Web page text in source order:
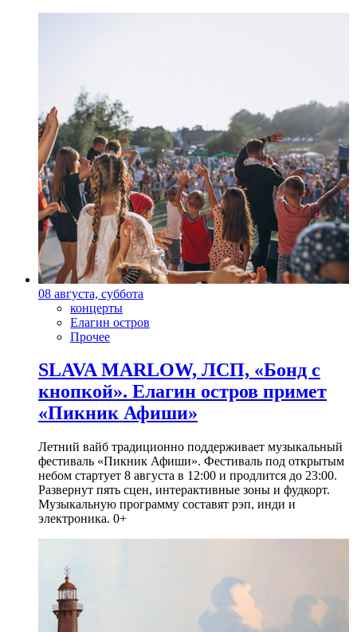
08 августа, суббота
концерты
Елагин остров
Прочее
SLAVA MARLOW, ЛСП, «Бонд с
кнопкой». Елагин остров примет
«Пикник Афиши»
Летний вайб традиционно поддерживает музыкальный
фестиваль «Пикник Афиши». Фестиваль под открытым
небом стартует 8 августа в 12:00 и продлится до 23:00.
Развернут пять сцен, интерактивные зоны и фудкорт.
Музыкальную программу составят рэп, инди и
электроника. 0+